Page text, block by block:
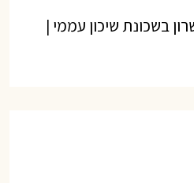
בשכונת שיכון עממי |